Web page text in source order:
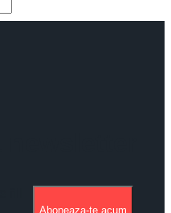
Aboneaza-te acum